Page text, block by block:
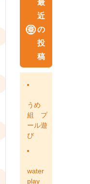
最
近
の
投
稿
うめ
組 プ
ール遊
び
water
play